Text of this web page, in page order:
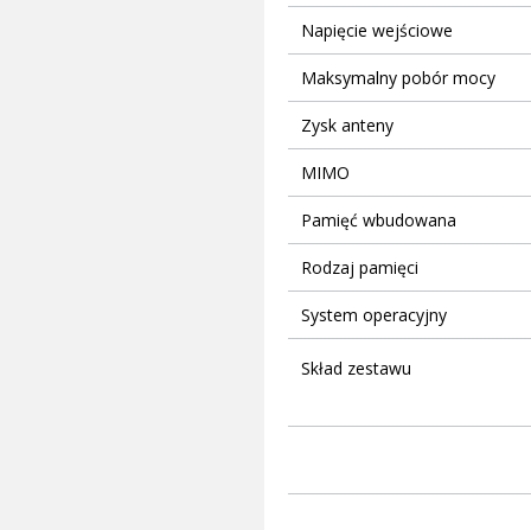
Napięcie wejściowe
Maksymalny pobór mocy
Zysk anteny
MIMO
Pamięć wbudowana
Rodzaj pamięci
System operacyjny
Skład zestawu